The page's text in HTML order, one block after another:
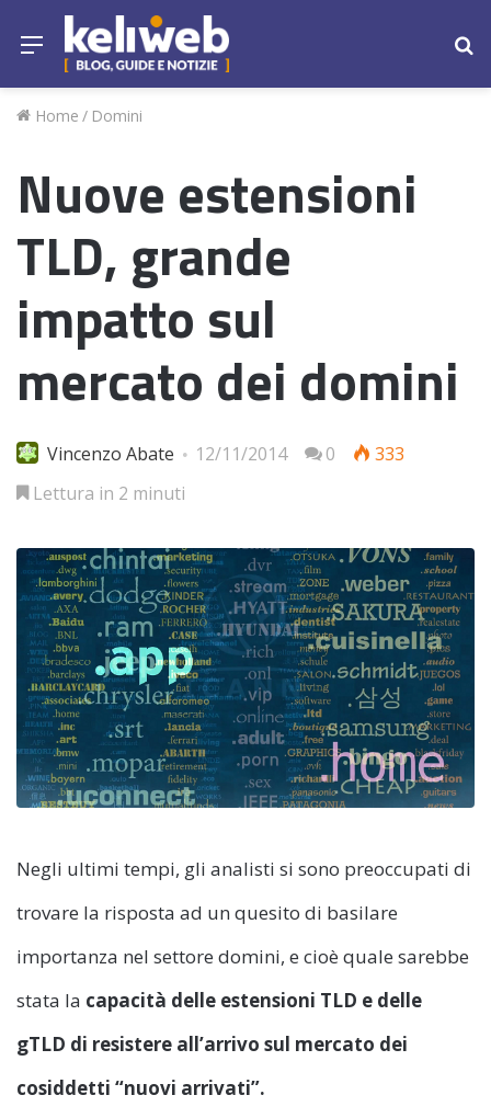
Menu
Home / Domini
Nuove estensioni
TLD, grande
impatto sul
mercato dei domini
Vincenzo Abate 12/11/2014 0
333
Lettura in 2 minuti
Negli ultimi tempi, gli analisti si sono preoccupati di
trovare la risposta ad un quesito di basilare
importanza nel settore domini, e cioè quale sarebbe
stata la capacità delle estensioni TLD e delle
gTLD di resistere all’arrivo sul mercato dei
cosiddetti “nuovi arrivati”.